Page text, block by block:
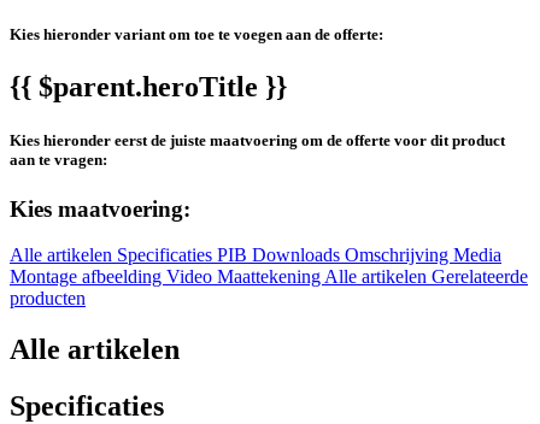
Kies hieronder variant om toe te voegen aan de offerte:
{{ $parent.heroTitle }}
Kies hieronder eerst de juiste maatvoering om de offerte voor dit product
aan te vragen:
Kies maatvoering:
Alle artikelen Specificaties PIB Downloads Omschrijving Media
Montage afbeelding Video MaattekeningAlle artikelen Gerelateerde
producten
Alle artikelen
Specificaties